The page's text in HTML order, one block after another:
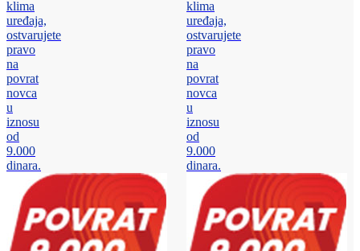
klima
uređaja,
ostvarujete
pravo
na
povrat
novca
u
iznosu
od
9.000
dinara.
klima
uređaja,
ostvarujete
pravo
na
povrat
novca
u
iznosu
od
9.000
dinara.